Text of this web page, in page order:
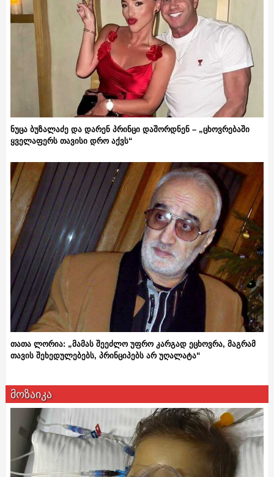
ნუცა ბუზალაძე და დარენ პრინცი დაშორდნენ – „ცხოვრებაში
ყველაფერს თავისი დრო აქვს“
თათა ლორია: „მამას შეეძლო უფრო კარგად ეცხოვრა, მაგრამ
თავის შეხედულებებს, პრინციპებს არ უღალატა“
მოზაიკა